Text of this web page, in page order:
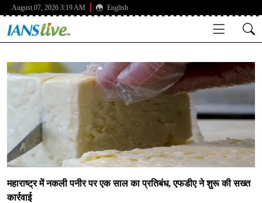
August 07, 2026 3:19 AM English
महाराष्ट्र में नकली पनीर पर एक साल का प्रतिबंध, एफडीए ने शुरू की सख्त
कार्रवाई